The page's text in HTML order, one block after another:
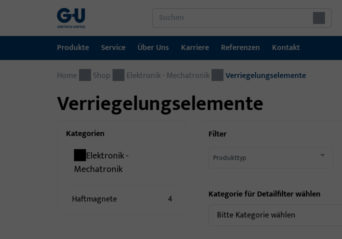
Produkte
Produkte
Fenstertechnik
Automatische Eingangsysteme
Montagematerial
Service
Service
Downloadportal
Über Uns
Über Uns
GU-Gruppe weltweit
Karriere
Karriere
Jobportal
Referenzen
Referenzen
Kontakt
Kontakt
Home Shop Elektronik - Mechatronik Verriegelungselemente
Verriegelungselemente
Kategorien
Elektronik -
Mechatronik
Haftmagnete 4
Filter
Produkttyp
Kategorie für Detailfilter wählen